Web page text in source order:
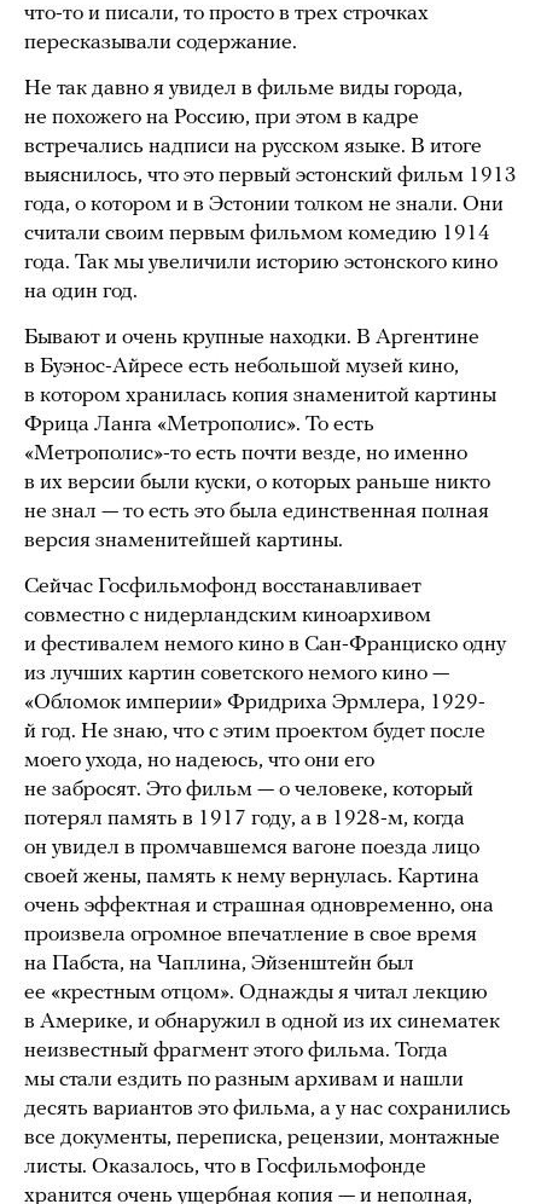
что-то и писали, то просто в трех строчках
пересказывали содержание.
Не так давно я увидел в фильме виды города,
не похожего на Россию, при этом в кадре
встречались надписи на русском языке. В итоге
выяснилось, что это первый эстонский фильм 1913
года, о котором и в Эстонии толком не знали. Они
считали своим первым фильмом комедию 1914
года. Так мы увеличили историю эстонского кино
на один год.
Бывают и очень крупные находки. В Аргентине
в Буэнос-Айресе есть небольшой музей кино,
в котором хранилась копия знаменитой картины
Фрица Ланга «Метрополис». То есть
«Метрополис»-то есть почти везде, но именно
в их версии были куски, о которых раньше никто
не знал — то есть это была единственная полная
версия знаменитейшей картины.
Сейчас Госфильмофонд восстанавливает
совместно с нидерландским киноархивом
и фестивалем немого кино в Сан-Франциско одну
из лучших картин советского немого кино —
«Обломок империи» Фридриха Эрмлера, 1929-
й год. Не знаю, что с этим проектом будет после
моего ухода, но надеюсь, что они его
не забросят. Это фильм — о человеке, который
потерял память в 1917 году, а в 1928-м, когда
он увидел в промчавшемся вагоне поезда лицо
своей жены, память к нему вернулась. Картина
очень эффектная и страшная одновременно, она
произвела огромное впечатление в свое время
на Пабста, на Чаплина, Эйзенштейн был
ее «крестным отцом». Однажды я читал лекцию
в Америке, и обнаружил в одной из их синематек
неизвестный фрагмент этого фильма. Тогда
мы стали ездить по разным архивам и нашли
десять вариантов это фильма, а у нас сохранились
все документы, переписка, рецензии, монтажные
листы. Оказалось, что в Госфильмофонде
хранится очень ущербная копия — и неполная,